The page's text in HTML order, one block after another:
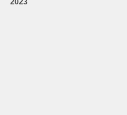
2023